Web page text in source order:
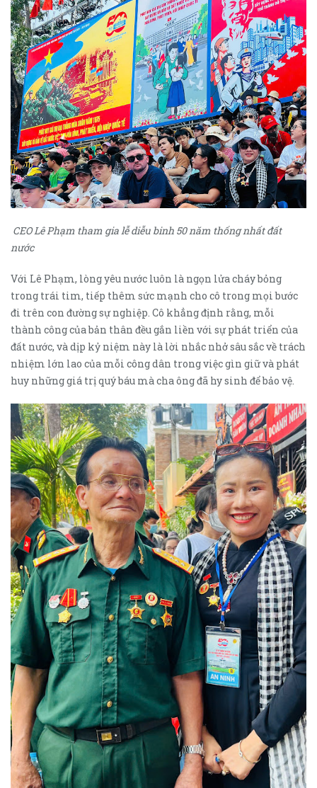
CEO Lê Phạm tham gia lễ diễu binh 50 năm thống nhất đất
nước
Với Lê Phạm, lòng yêu nước luôn là ngọn lửa cháy bỏng
trong trái tim, tiếp thêm sức mạnh cho cô trong mọi bước
đi trên con đường sự nghiệp. Cô khẳng định rằng, mỗi
thành công của bản thân đều gắn liền với sự phát triển của
đất nước, và dịp kỷ niệm này là lời nhắc nhở sâu sắc về trách
nhiệm lớn lao của mỗi công dân trong việc gìn giữ và phát
huy những giá trị quý báu mà cha ông đã hy sinh để bảo vệ.